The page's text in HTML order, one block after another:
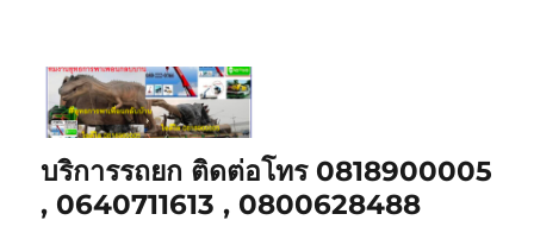
บริการรถยก ติดต่อโทร 0818900005
, 0640711613 , 0800628488